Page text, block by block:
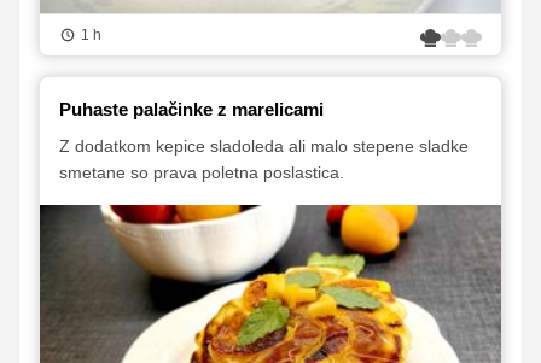
1 h
Puhaste palačinke z marelicami
Z dodatkom kepice sladoleda ali malo stepene sladke
smetane so prava poletna poslastica.